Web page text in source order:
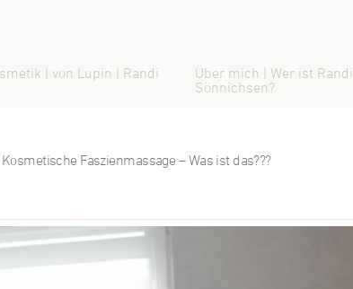
| von Lupin | Randi
Über mich | Wer ist Randi
Sönnichsen?
Kosmetische Faszienmassage – Was ist das???